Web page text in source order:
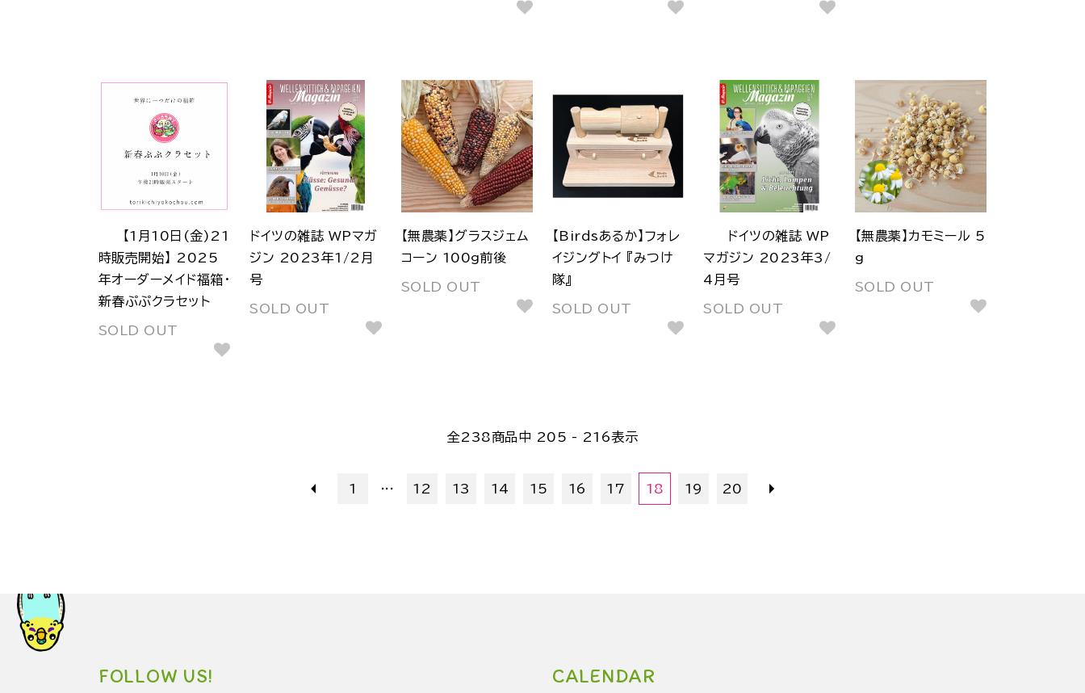
【1月10日(金)21
時販売開始】 2025
年オーダーメイド福箱・
新春ぷぷクラセット
SOLD OUT
ドイツの雑誌 WPマガ
ジン 2023年1/2月
号
SOLD OUT
【無農薬】グラスジェム
コーン 100g前後
SOLD OUT
【Birdsあるか】フォレ
イジングトイ 『みつけ
隊』
SOLD OUT
ドイツの雑誌 WP
マガジン 2023年3/
4月号
SOLD OUT
【無農薬】カモミール 5
g
SOLD OUT
全238商品中 205 - 216表示
1 ... 12 13 14 15 16 17 18 19 20
FOLLOW US! CALENDAR